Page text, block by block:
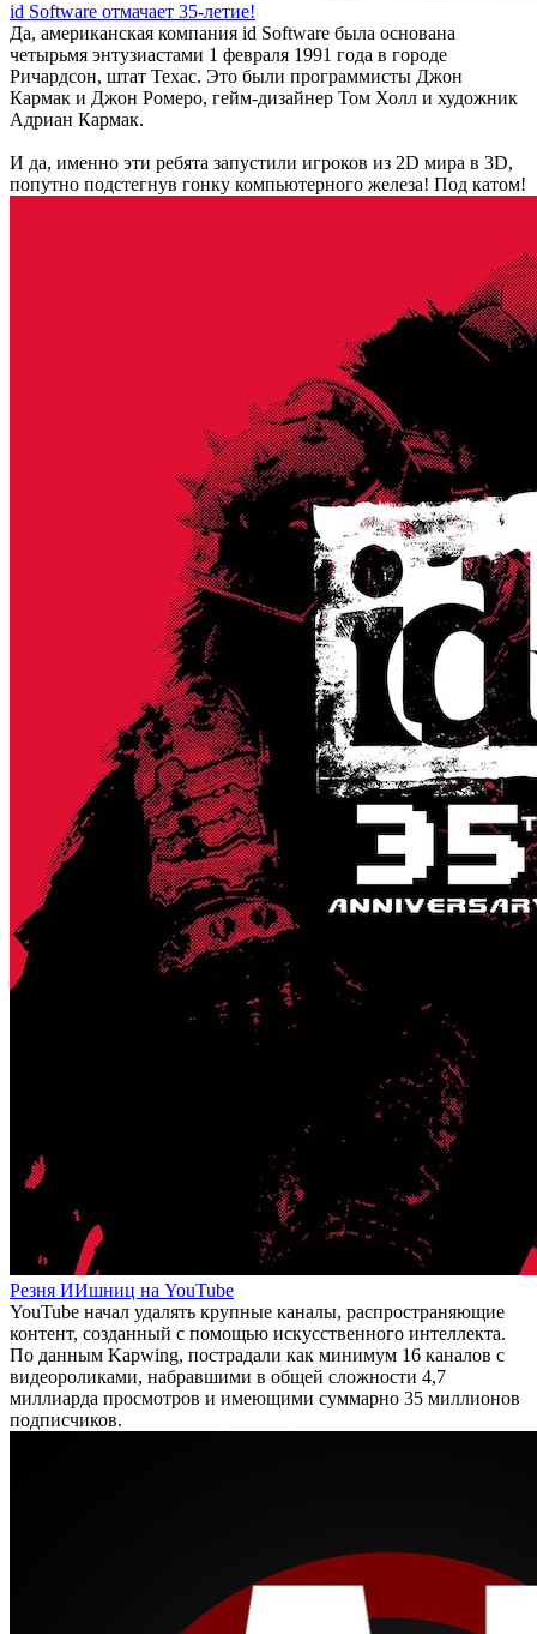
id Software отмачает 35-летие!
Да, американская компания id Software была основана
четырьмя энтузиастами 1 февраля 1991 года в городе
Ричардсон, штат Техас. Это были программисты Джон
Кармак и Джон Ромеро, гейм-дизайнер Том Холл и художник
Адриан Кармак.
И да, именно эти ребята запустили игроков из 2D мира в 3D,
попутно подстегнув гонку компьютерного железа! Под катом!
Резня ИИшниц на YouTube
YouTube начал удалять крупные каналы, распространяющие
контент, созданный с помощью искусственного интеллекта.
По данным Kapwing, пострадали как минимум 16 каналов с
видеороликами, набравшими в общей сложности 4,7
миллиарда просмотров и имеющими суммарно 35 миллионов
подписчиков.